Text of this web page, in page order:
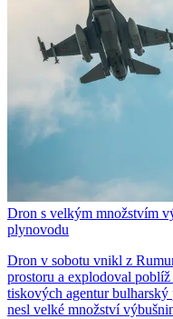
Dron s velkým množstvím
plynovodu
Dron v sobotu vnikl z
prostoru a explodoval
tiskových agentur
nesl velké množství